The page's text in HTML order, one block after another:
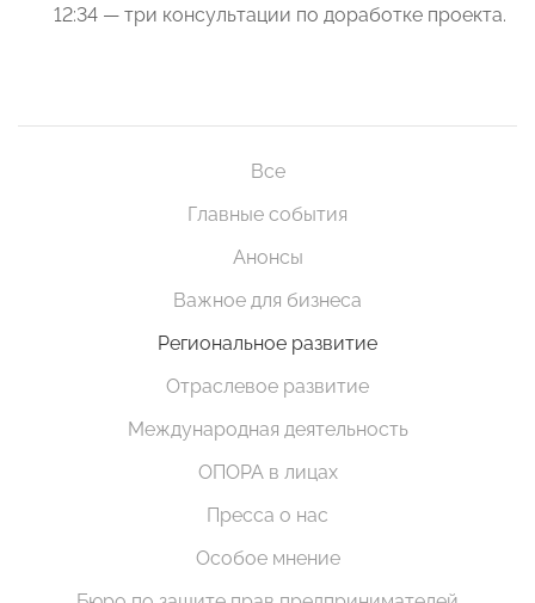
12:34 — три консультации по доработке проекта.
Все
Главные события
Анонсы
Важное для бизнеса
Региональное развитие
Отраслевое развитие
Международная деятельность
ОПОРА в лицах
Пресса о нас
Особое мнение